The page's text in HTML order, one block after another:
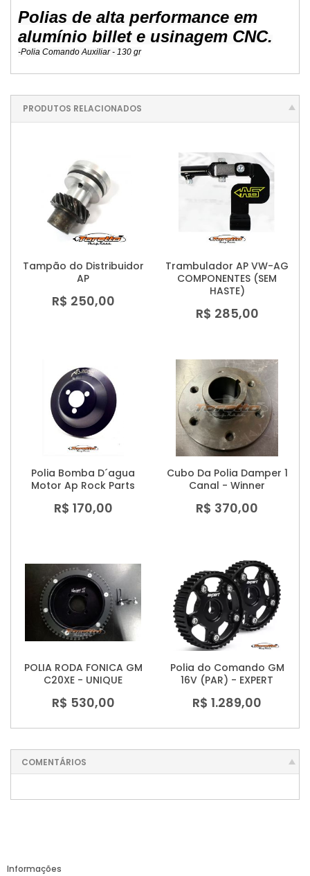
Polias de alta performance em
alumínio billet e usinagem CNC.
-Polia Comando Auxiliar - 130 gr
PRODUTOS RELACIONADOS
Tampão do Distribuidor
AP
R$ 250,00
Trambulador AP VW-AG
COMPONENTES (SEM
HASTE)
R$ 285,00
Polia Bomba D´agua
Motor Ap Rock Parts
R$ 170,00
Cubo Da Polia Damper 1
Canal - Winner
R$ 370,00
POLIA RODA FONICA GM
C20XE - UNIQUE
R$ 530,00
Polia do Comando GM
16V (PAR) - EXPERT
R$ 1.289,00
COMENTÁRIOS
Informações